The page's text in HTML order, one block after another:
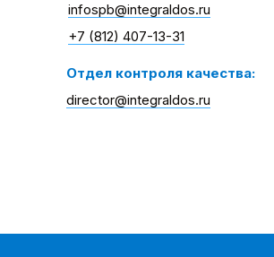
+7 (812) 407-13-31
infospb@integraldos.ru
Отдел контроля качества:
director@integraldos.ru